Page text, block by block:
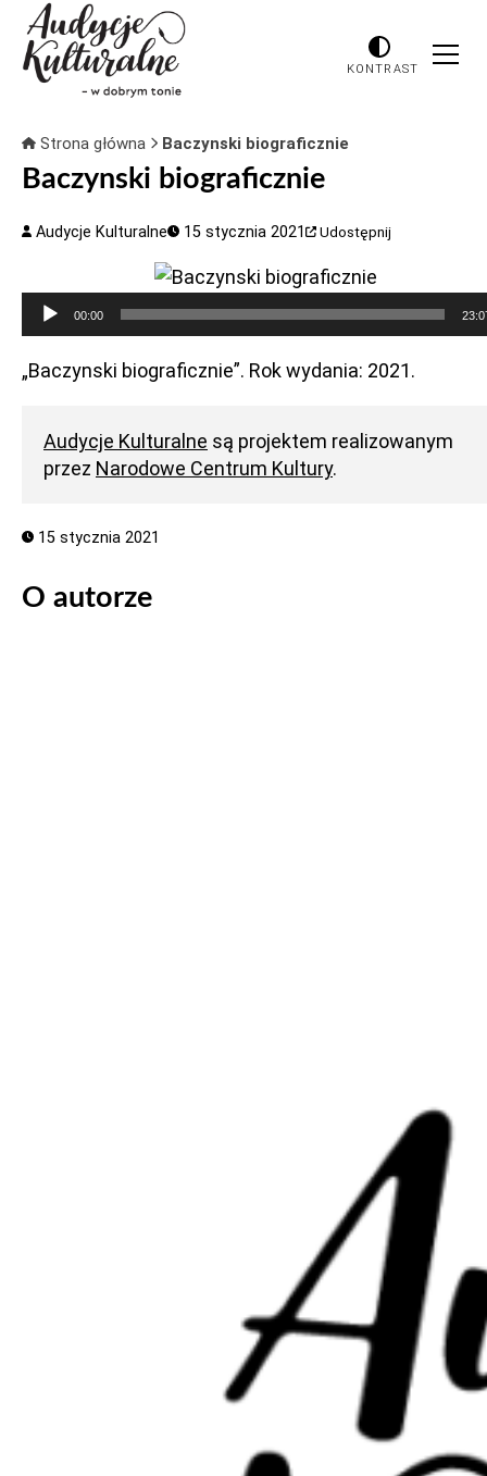
KONTRAST
Strona główna Baczynski biograficznie
Baczynski biograficznie
Audycje Kulturalne 15 stycznia 2021 Udostępnij
Odtwarzacz
plików
dźwiękowych
00:00
„Baczynski biograficznie”. Rok wydania: 2021.
Audycje Kulturalne są projektem realizowanym
przez Narodowe Centrum Kultury.
15 stycznia 2021
O autorze